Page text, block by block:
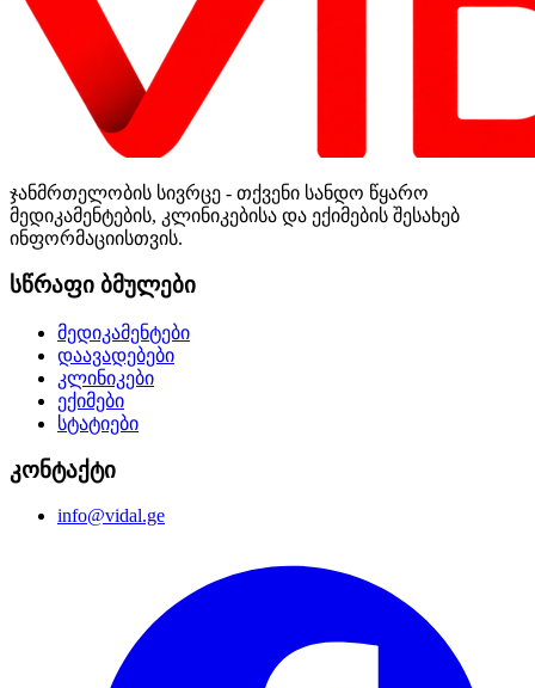
ჯანმრთელობის სივრცე - თქვენი სანდო წყარო
მედიკამენტების, კლინიკებისა და ექიმების შესახებ
ინფორმაციისთვის.
სწრაფი ბმულები
მედიკამენტები
დაავადებები
კლინიკები
ექიმები
სტატიები
კონტაქტი
info@vidal.ge